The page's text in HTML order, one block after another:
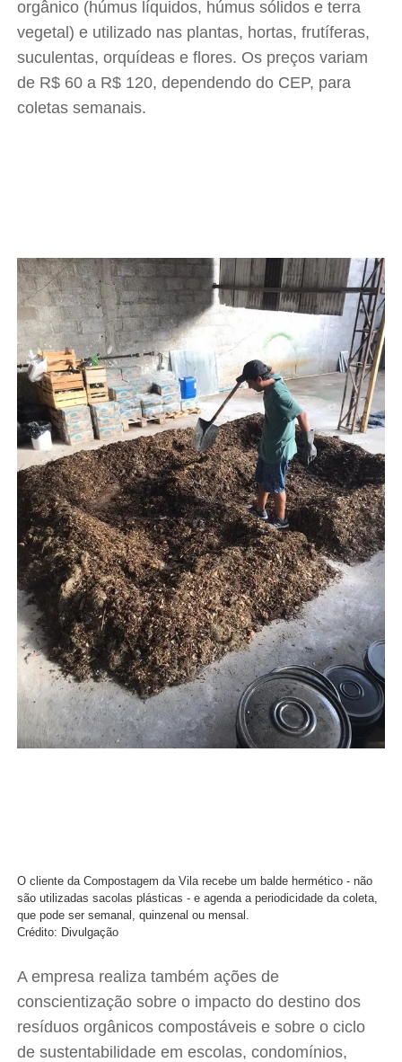
orgânico (húmus líquidos, húmus sólidos e terra
vegetal) e utilizado nas plantas, hortas, frutíferas,
suculentas, orquídeas e flores. Os preços variam
de R$ 60 a R$ 120, dependendo do CEP, para
coletas semanais.
O cliente da Compostagem da Vila recebe um balde hermético - não
são utilizadas sacolas plásticas - e agenda a periodicidade da coleta,
que pode ser semanal, quinzenal ou mensal.
Crédito: Divulgação
A empresa realiza também ações de
conscientização sobre o impacto do destino dos
resíduos orgânicos compostáveis e sobre o ciclo
de sustentabilidade em escolas, condomínios,